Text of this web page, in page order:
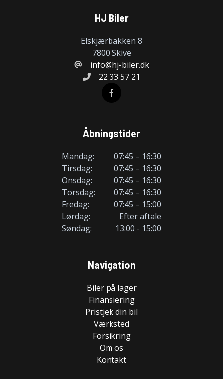
HJ Biler
Elskjærbakken 8
7800 Skive
info@hj-biler.dk
22 33 57 21
Åbningstider
Mandag:
07:45 – 16:30
Tirsdag:
07:45 – 16:30
Onsdag:
07:45 – 16:30
Torsdag:
07:45 – 16:30
Fredag:
07:45 – 15:00
Lørdag:
Efter aftale
Søndag:
13:00 - 15:00
Navigation
Biler på lager
Finansiering
Pristjek din bil
Værksted
Forsikring
Om os
Kontakt